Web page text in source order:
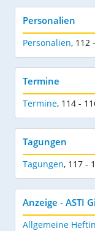
Personalien
Personalien, 112
Termine
Termine, 114 -
Tagungen
Tagungen, 117 -
Anzeige - ASTI
Allgemeine